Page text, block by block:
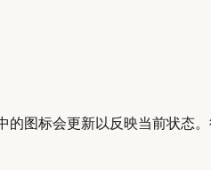
图标会更新以反映当前状态